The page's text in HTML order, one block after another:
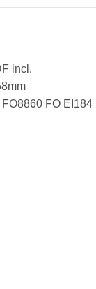
incl.
FO EI184